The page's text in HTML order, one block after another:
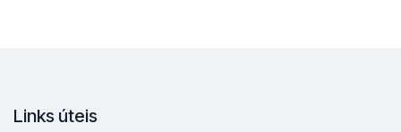
Links úteis